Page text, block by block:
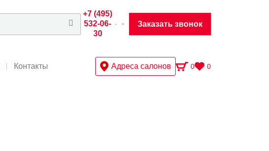
+7 (495)
532-06-
30
Заказать звонок
Контакты Адреса салонов 0 0